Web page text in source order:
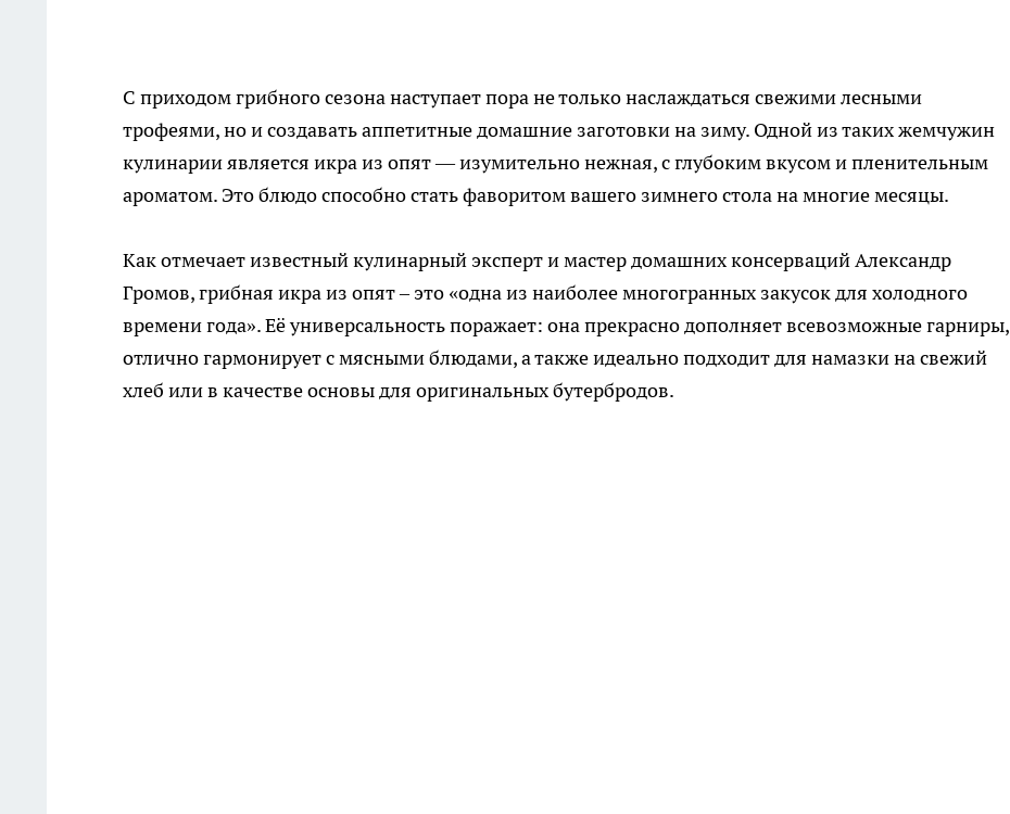
С приходом грибного сезона наступает пора не только наслаждаться свежими лесными
трофеями, но и создавать аппетитные домашние заготовки на зиму. Одной из таких жемчужин
кулинарии является икра из опят — изумительно нежная, с глубоким вкусом и пленительным
ароматом. Это блюдо способно стать фаворитом вашего зимнего стола на многие месяцы.
Как отмечает известный кулинарный эксперт и мастер домашних консерваций Александр
Громов, грибная икра из опят – это «одна из наиболее многогранных закусок для холодного
времени года». Её универсальность поражает: она прекрасно дополняет всевозможные гарниры,
отлично гармонирует с мясными блюдами, а также идеально подходит для намазки на свежий
хлеб или в качестве основы для оригинальных бутербродов.